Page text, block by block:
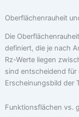
Oberflächenrauheit
Die
definiert, die je nach
Rz-Werte liegen
sind entscheidend
Erscheinungsbild der
Funktionsflächen vs.